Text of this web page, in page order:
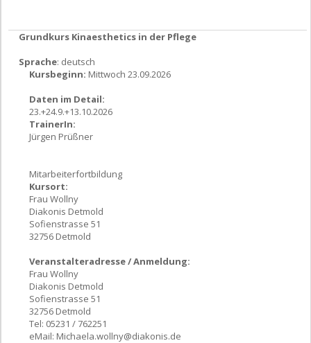
Grundkurs Kinaesthetics in der Pflege
Sprache: deutsch
Kursbeginn: Mittwoch 23.09.2026
Daten im Detail:
23.+24.9.+13.10.2026
TrainerIn:
Jürgen Prüßner
Mitarbeiterfortbildung
Kursort:
Frau Wollny
Diakonis Detmold
Sofienstrasse 51
32756 Detmold
Veranstalteradresse / Anmeldung:
Frau Wollny
Diakonis Detmold
Sofienstrasse 51
32756 Detmold
Tel: 05231 / 762251
eMail: Michaela.wollny@diakonis.de